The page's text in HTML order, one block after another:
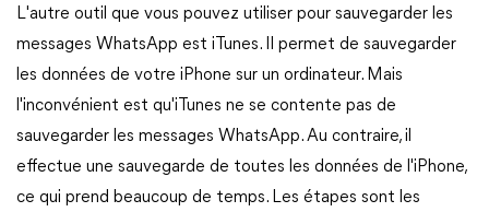
L'autre outil que vous pouvez utiliser pour sauvegarder les
messages WhatsApp est iTunes. Il permet de sauvegarder
les données de votre iPhone sur un ordinateur. Mais
l'inconvénient est qu'iTunes ne se contente pas de
sauvegarder les messages WhatsApp. Au contraire, il
effectue une sauvegarde de toutes les données de l'iPhone,
ce qui prend beaucoup de temps. Les étapes sont les